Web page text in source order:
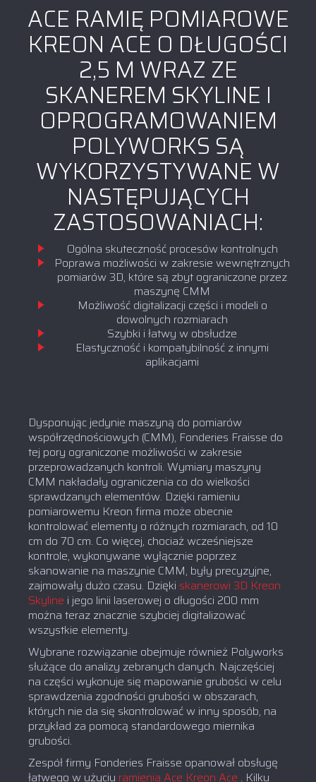
ACE RAMIĘ POMIAROWE
KREON ACE O DŁUGOŚCI
2,5 M WRAZ ZE
SKANEREM SKYLINE I
OPROGRAMOWANIEM
POLYWORKS SĄ
WYKORZYSTYWANE W
NASTĘPUJĄCYCH
ZASTOSOWANIACH:
Ogólna skuteczność procesów kontrolnych
Poprawa możliwości w zakresie wewnętrznych
pomiarów 3D, które są zbyt ograniczone przez
maszynę CMM
Możliwość digitalizacji części i modeli o
dowolnych rozmiarach
Szybki i łatwy w obsłudze
Elastyczność i kompatybilność z innymi
aplikacjami
Dysponując jedynie maszyną do pomiarów
współrzędnościowych (CMM), Fonderies Fraisse do
tej pory ograniczone możliwości w zakresie
przeprowadzanych kontroli. Wymiary maszyny
CMM nakładały ograniczenia co do wielkości
sprawdzanych elementów. Dzięki ramieniu
pomiarowemu Kreon firma może obecnie
kontrolować elementy o różnych rozmiarach, od 10
cm do 70 cm. Co więcej, chociaż wcześniejsze
kontrole, wykonywane wyłącznie poprzez
skanowanie na maszynie CMM, były precyzyjne,
zajmowały dużo czasu. Dzięki skanerowi 3D Kreon
Skyline i jego linii laserowej o długości 200 mm
można teraz znacznie szybciej digitalizować
wszystkie elementy.
Wybrane rozwiązanie obejmuje również Polyworks
służące do analizy zebranych danych. Najczęściej
na części wykonuje się mapowanie grubości w celu
sprawdzenia zgodności grubości w obszarach,
których nie da się skontrolować w inny sposób, na
przykład za pomocą standardowego miernika
grubości.
Zespół firmy Fonderies Fraisse opanował obsługę
łatwego w użyciu ramienia Ace Kreon Ace . Kilku